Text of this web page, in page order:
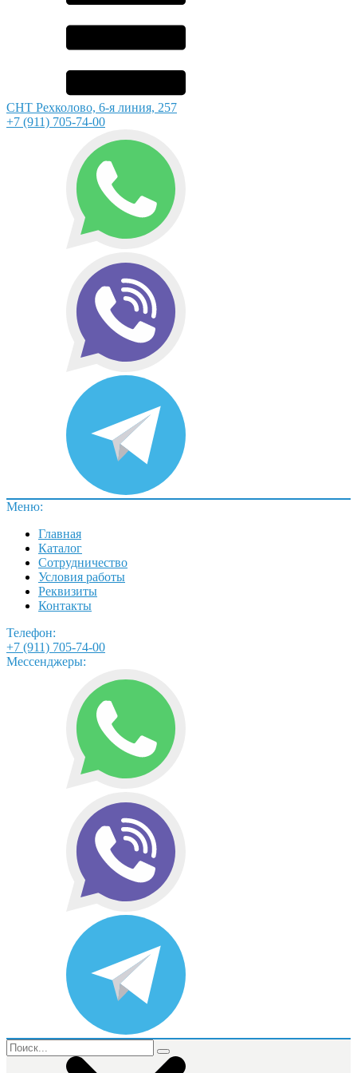
СНТ Рехколово, 6-я линия, 257
+7 (911) 705-74-00
Меню:
Главная
Каталог
Сотрудничество
Условия работы
Реквизиты
Контакты
Телефон:
+7 (911) 705-74-00
Мессенджеры: